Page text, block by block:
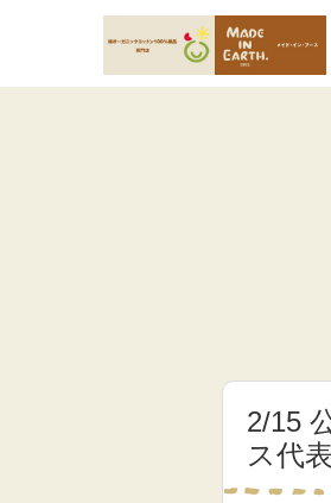
オーガニックコットン製品と
2/15
ス代